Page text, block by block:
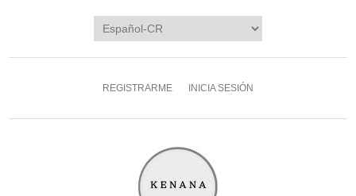
REGISTRARME INICIA SESIÓN